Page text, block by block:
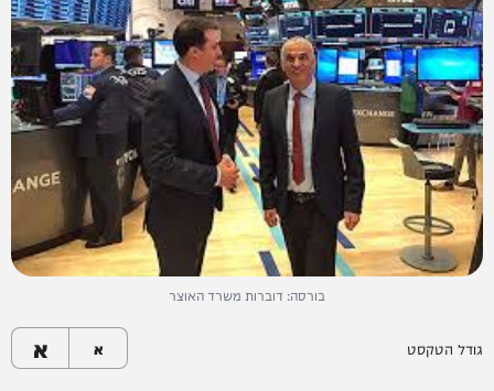
בורסה: דוברות משרד האוצר
גודל הטקסט א א